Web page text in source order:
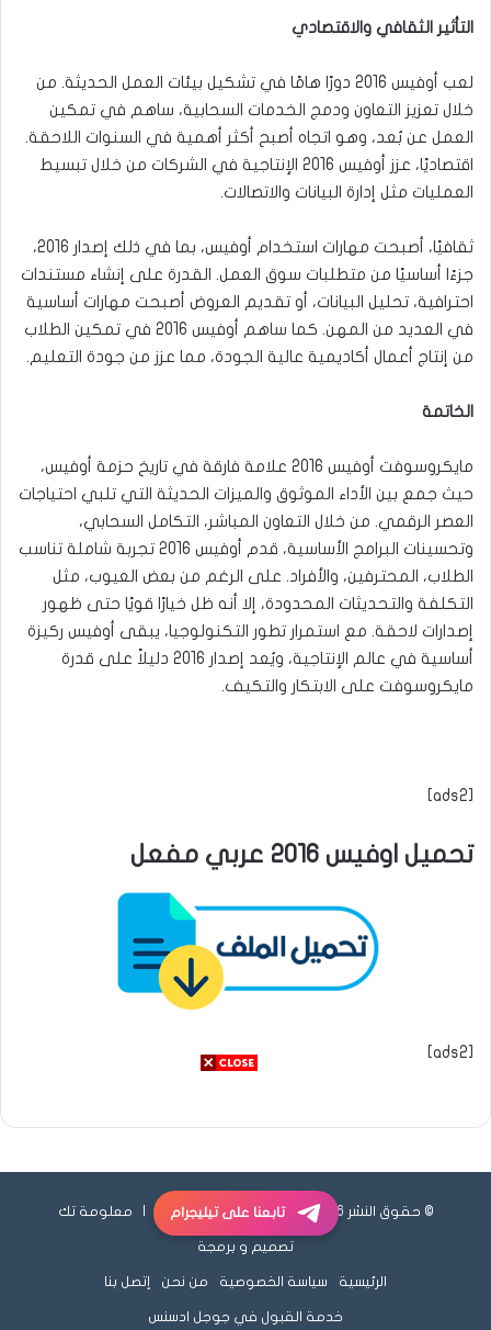
التأثير الثقافي والاقتصادي
لعب أوفيس 2016 دورًا هامًا في تشكيل بيئات العمل الحديثة. من
خلال تعزيز التعاون ودمج الخدمات السحابية، ساهم في تمكين
العمل عن بُعد، وهو اتجاه أصبح أكثر أهمية في السنوات اللاحقة.
اقتصاديًا، عزز أوفيس 2016 الإنتاجية في الشركات من خلال تبسيط
العمليات مثل إدارة البيانات والاتصالات.
ثقافيًا، أصبحت مهارات استخدام أوفيس، بما في ذلك إصدار 2016،
جزءًا أساسيًا من متطلبات سوق العمل. القدرة على إنشاء مستندات
احترافية، تحليل البيانات، أو تقديم العروض أصبحت مهارات أساسية
في العديد من المهن. كما ساهم أوفيس 2016 في تمكين الطلاب
من إنتاج أعمال أكاديمية عالية الجودة، مما عزز من جودة التعليم.
الخاتمة
مايكروسوفت أوفيس 2016 علامة فارقة في تاريخ حزمة أوفيس،
حيث جمع بين الأداء الموثوق والميزات الحديثة التي تلبي احتياجات
العصر الرقمي. من خلال التعاون المباشر، التكامل السحابي،
وتحسينات البرامج الأساسية، قدم أوفيس 2016 تجربة شاملة تناسب
الطلاب، المحترفين، والأفراد. على الرغم من بعض العيوب، مثل
التكلفة والتحديثات المحدودة، إلا أنه ظل خيارًا قويًا حتى ظهور
إصدارات لاحقة. مع استمرار تطور التكنولوجيا، يبقى أوفيس ركيزة
أساسية في عالم الإنتاجية، ويُعد إصدار 2016 دليلاً على قدرة
مايكروسوفت على الابتكار والتكيف.
[ads2]
تحميل اوفيس 2016 عربي مفعل
[ads2]
© حقوق النشر 2026، جميع الحقوق محفوظة | معلومة تك
تصميم و برمجة
الرئيسية سياسة الخصوصية من نحن إتصل بنا
خدمة القبول في جوجل ادسنس
تابعنا على تيليجرام